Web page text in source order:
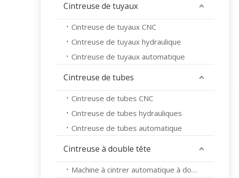
Cintreuse de tuyaux
Cintreuse de tuyaux CNC
Cintreuse de tuyaux hydraulique
Cintreuse de tuyaux automatique
Cintreuse de tubes
Cintreuse de tubes CNC
Cintreuse de tubes hydrauliques
Cintreuse de tubes automatique
Cintreuse à double tête
Machine à cintrer automatique à double tête